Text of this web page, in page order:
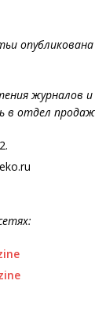
журналов
в отдел продаж